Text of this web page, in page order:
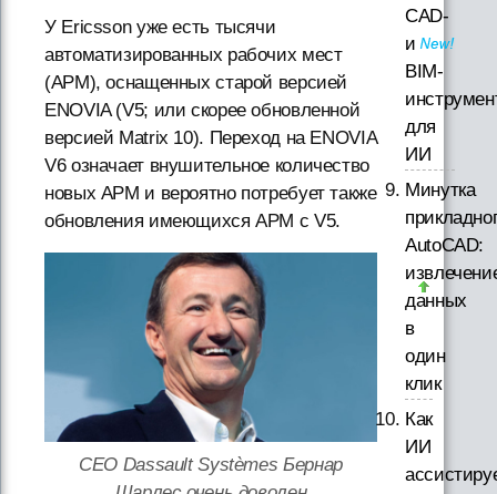
У Ericsson уже есть тысячи
автоматизированных рабочих мест
(АРМ), оснащенных старой версией
ENOVIA (V5; или скорее обновленной
версией Matrix 10). Переход на ENOVIA
V6 означает внушительное количество
новых АРМ и вероятно потребует также
обновления имеющихся АРМ с V5.
CEO Dassault Systèmes Бернар
CAD-
и
BIM-
для
ИИ
Минутка
AutoCAD:
данных
в
один
клик
Как
ИИ